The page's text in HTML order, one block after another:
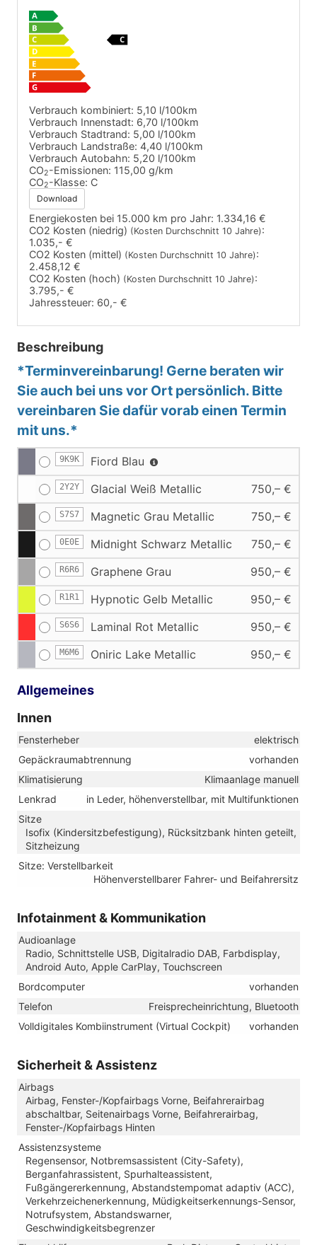
Verbrauch kombiniert: 5,10 l/100km
Verbrauch Innenstadt: 6,70 l/100km
Verbrauch Stadtrand: 5,00 l/100km
Verbrauch Landstraße: 4,40 l/100km
Verbrauch Autobahn: 5,20 l/100km
CO2-Emissionen: 115,00 g/km
CO2-Klasse: C
Download
Energiekosten bei 15.000 km pro Jahr: 1.334,16 €
CO2 Kosten (niedrig) (Kosten Durchschnitt 10 Jahre):
1.035,- €
CO2 Kosten (mittel) (Kosten Durchschnitt 10 Jahre):
2.458,12 €
CO2 Kosten (hoch) (Kosten Durchschnitt 10 Jahre):
3.795,- €
Jahressteuer: 60,- €
Beschreibung
*Terminvereinbarung! Gerne beraten wir
Sie auch bei uns vor Ort persönlich. Bitte
vereinbaren Sie dafür vorab einen Termin
mit uns.*
9K9K Fiord Blau
2Y2Y Glacial Weiß Metallic 750,– €
S7S7 Magnetic Grau Metallic 750,– €
0E0E Midnight Schwarz Metallic 750,– €
R6R6 Graphene Grau 950,– €
R1R1 Hypnotic Gelb Metallic 950,– €
S6S6 Laminal Rot Metallic 950,– €
M6M6 Oniric Lake Metallic 950,– €
Allgemeines
Innen
Fensterheber
elektrisch
Gepäckraumabtrennung
vorhanden
Klimatisierung
Klimaanlage manuell
Lenkrad
in Leder, höhenverstellbar, mit Multifunktionen
Sitze
Isofix (Kindersitzbefestigung), Rücksitzbank hinten geteilt,
Sitzheizung
Sitze: Verstellbarkeit
Höhenverstellbarer Fahrer- und Beifahrersitz
Infotainment & Kommunikation
Audioanlage
Radio, Schnittstelle USB, Digitalradio DAB, Farbdisplay,
Android Auto, Apple CarPlay, Touchscreen
Bordcomputer
vorhanden
Telefon
Freisprecheinrichtung, Bluetooth
Volldigitales Kombiinstrument (Virtual Cockpit)
vorhanden
Sicherheit & Assistenz
Airbags
Airbag, Fenster-/Kopfairbags Vorne, Beifahrerairbag
abschaltbar, Seitenairbags Vorne, Beifahrerairbag,
Fenster-/Kopfairbags Hinten
Assistenzsysteme
Regensensor, Notbremsassistent (City-Safety),
Berganfahrassistent, Spurhalteassistent,
Fußgängererkennung, Abstandstempomat adaptiv (ACC),
Verkehrzeichenerkennung, Müdigkeitserkennungs-Sensor,
Notrufsystem, Abstandswarner,
Geschwindigkeitsbegrenzer